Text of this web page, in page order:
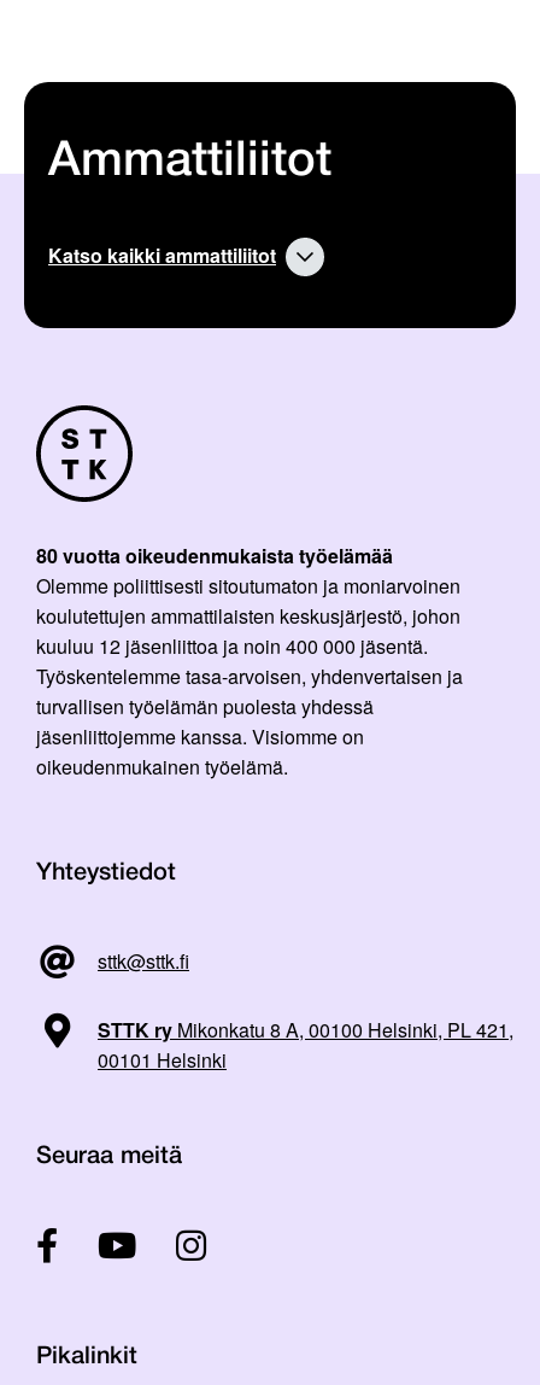
Ammattiliitot
Katso kaikki ammattiliitot
80 vuotta oikeudenmukaista työelämää
Olemme poliittisesti sitoutumaton ja moniarvoinen
koulutettujen ammattilaisten keskusjärjestö, johon
kuuluu 12 jäsenliittoa ja noin 400 000 jäsentä.
Työskentelemme tasa-arvoisen, yhdenvertaisen ja
turvallisen työelämän puolesta yhdessä
jäsenliittojemme kanssa. Visiomme on
oikeudenmukainen työelämä.
Yhteystiedot
sttk@sttk.fi
STTK ry Mikonkatu 8 A, 00100 Helsinki, PL 421,
00101 Helsinki
Seuraa meitä
Pikalinkit